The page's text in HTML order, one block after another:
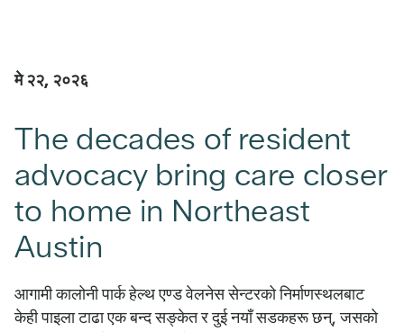
मे २२, २०२६
The decades of resident
advocacy bring care closer
to home in Northeast
Austin
आगामी कालोनी पार्क हेल्थ एण्ड वेलनेस सेन्टरको निर्माणस्थलबाट
केही पाइला टाढा एक बन्द सङ्केत र दुई नयाँ सडकहरू छन्, जसको